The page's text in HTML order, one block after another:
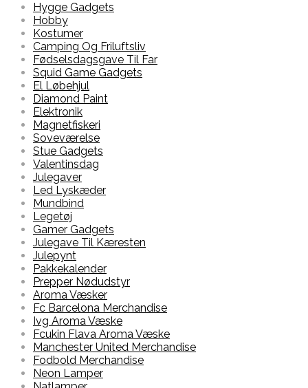
Hygge Gadgets
Hobby
Kostumer
Camping Og Friluftsliv
Fødselsdagsgave Til Far
Squid Game Gadgets
El Løbehjul
Diamond Paint
Elektronik
Magnetfiskeri
Soveværelse
Stue Gadgets
Valentinsdag
Julegaver
Led Lyskæder
Mundbind
Legetøj
Gamer Gadgets
Julegave Til Kæresten
Julepynt
Pakkekalender
Prepper Nødudstyr
Aroma Væsker
Fc Barcelona Merchandise
Ivg Aroma Væske
Fcukin Flava Aroma Væske
Manchester United Merchandise
Fodbold Merchandise
Neon Lamper